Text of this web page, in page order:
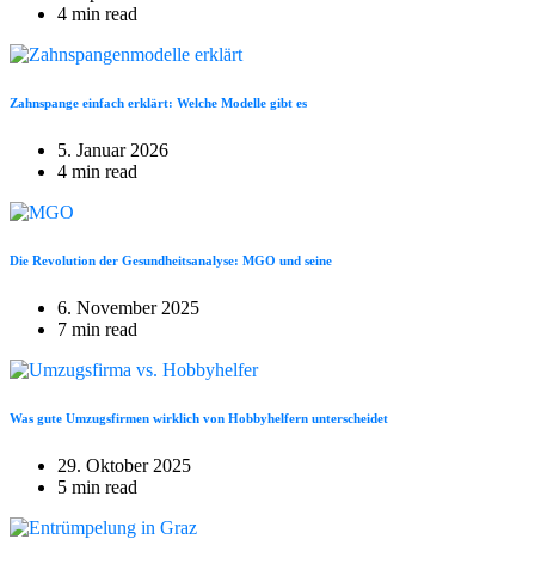
4 min read
Zahnspange einfach erklärt: Welche Modelle gibt es
5. Januar 2026
4 min read
Die Revolution der Gesundheitsanalyse: MGO und seine
6. November 2025
7 min read
Was gute Umzugsfirmen wirklich von Hobbyhelfern unterscheidet
29. Oktober 2025
5 min read